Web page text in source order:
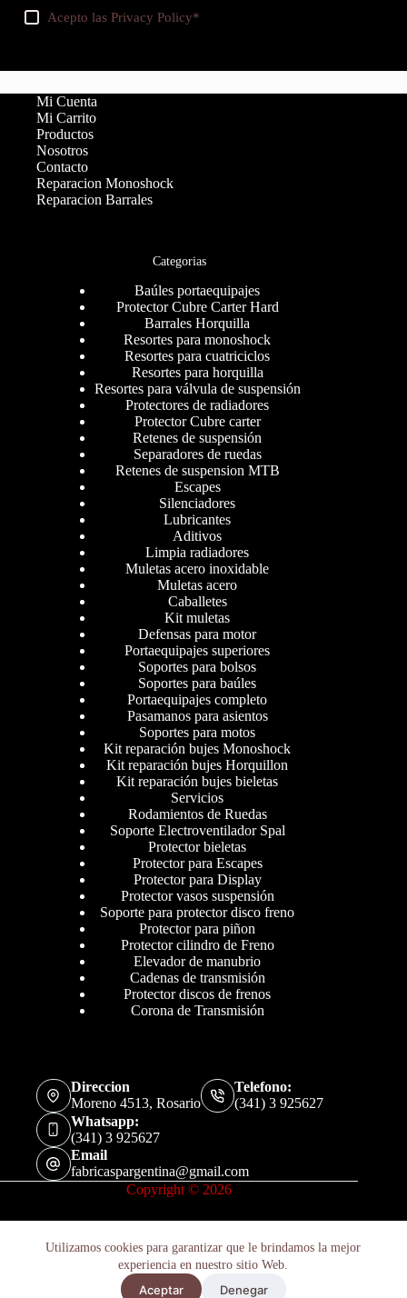
Utilizamos cookies para garantizar que le brindamos la mejor
experiencia en nuestro sitio Web.
Aceptar Denegar
Acepto lasPrivacy Policy*
Mi Cuenta
Mi Carrito
Productos
Nosotros
Contacto
Reparacion Monoshock
Reparacion Barrales
Categorias
Baúles portaequipajes
Protector Cubre Carter Hard
Barrales Horquilla
Resortes para monoshock
Resortes para cuatriciclos
Resortes para horquilla
Resortes para válvula de suspensión
Protectores de radiadores
Protector Cubre carter
Retenes de suspensión
Separadores de ruedas
Retenes de suspension MTB
Escapes
Silenciadores
Lubricantes
Aditivos
Limpia radiadores
Muletas acero inoxidable
Muletas acero
Caballetes
Kit muletas
Defensas para motor
Portaequipajes superiores
Soportes para bolsos
Soportes para baúles
Portaequipajes completo
Pasamanos para asientos
Soportes para motos
Kit reparación bujes Monoshock
Kit reparación bujes Horquillon
Kit reparación bujes bieletas
Servicios
Rodamientos de Ruedas
Soporte Electroventilador Spal
Protector bieletas
Protector para Escapes
Protector para Display
Protector vasos suspensión
Soporte para protector disco freno
Protector para piñon
Protector cilindro de Freno
Elevador de manubrio
Cadenas de transmisión
Protector discos de frenos
Corona de Transmisión
Direccion
Moreno 4513, Rosario
Telefono:
(341) 3 925627
Whatsapp:
(341) 3 925627
Email
fabricaspargentina@gmail.com
Copyright © 2026